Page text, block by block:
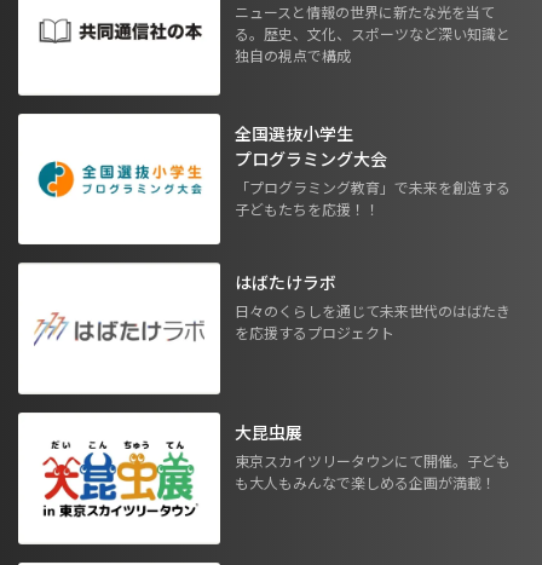
ニュースと情報の世界に新たな光を当て
る。歴史、文化、スポーツなど深い知識と
独自の視点で構成
全国選抜小学生
プログラミング大会
「プログラミング教育」で未来を創造する
子どもたちを応援！！
はばたけラボ
日々のくらしを通じて未来世代のはばたき
を応援するプロジェクト
大昆虫展
東京スカイツリータウンにて開催。子ども
も大人もみんなで楽しめる企画が満載！